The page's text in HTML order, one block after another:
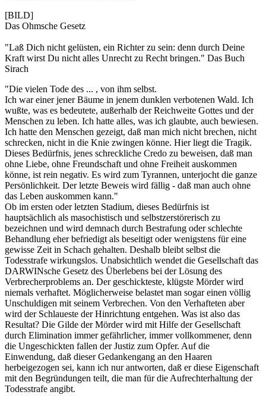
[BILD]
Das Ohmsche Gesetz
"Laß Dich nicht gelüsten, ein Richter zu sein: denn durch Deine
Kraft wirst Du nicht alles Unrecht zu Recht bringen." Das Buch
Sirach
"Die vielen Tode des ... , von ihm selbst.
Ich war einer jener Bäume in jenem dunklen verbotenen Wald. Ich
wußte, was es bedeutete, außerhalb der Reichweite Gottes und der
Menschen zu leben. Ich hatte alles, was ich glaubte, auch bewiesen.
Ich hatte den Menschen gezeigt, daß man mich nicht brechen, nicht
schrecken, nicht in die Knie zwingen könne. Hier liegt die Tragik.
Dieses Bedürfnis, jenes schreckliche Credo zu beweisen, daß man
ohne Liebe, ohne Freundschaft und ohne Freiheit auskommen
könne, ist rein negativ. Es wird zum Tyrannen, unterjocht die ganze
Persönlichkeit. Der letzte Beweis wird fällig - daß man auch ohne
das Leben auskommen kann."
Ob im ersten oder letzten Stadium, dieses Bedürfnis ist
hauptsächlich als masochistisch und selbstzerstörerisch zu
bezeichnen und wird demnach durch Bestrafung oder schlechte
Behandlung eher befriedigt als beseitigt oder wenigstens für eine
gewisse Zeit in Schach gehalten. Deshalb bleibt selbst die
Todesstrafe wirkungslos. Unabsichtlich wendet die Gesellschaft das
DARWINsche Gesetz des Überlebens bei der Lösung des
Verbrecherproblems an. Der geschickteste, klügste Mörder wird
niemals verhaftet. Möglicherweise belastet man sogar einen völlig
Unschuldigen mit seinem Verbrechen. Von den Verhafteten aber
wird der Schlaueste der Hinrichtung entgehen. Was ist also das
Resultat? Die Gilde der Mörder wird mit Hilfe der Gesellschaft
durch Elimination immer gefährlicher, immer vollkommener, denn
die Ungeschickten fallen der Justiz zum Opfer. Auf die
Einwendung, daß dieser Gedankengang an den Haaren
herbeigezogen sei, kann ich nur antworten, daß er diese Eigenschaft
mit den Begründungen teilt, die man für die Aufrechterhaltung der
Todesstrafe angibt.